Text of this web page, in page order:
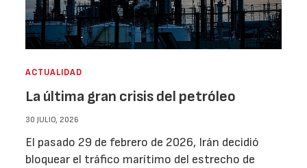
ACTUALIDAD
La última gran crisis del petróleo
30 JULIO, 2026
El pasado 29 de febrero de 2026, Irán decidió
bloquear el tráfico marítimo del estrecho de